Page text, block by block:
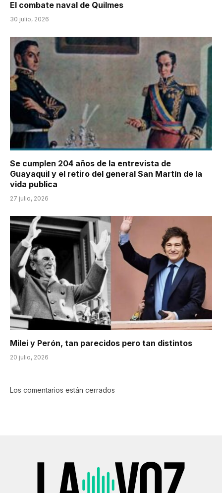
El combate naval de Quilmes
30 julio, 2026
Se cumplen 204 años de la entrevista de
Guayaquil y el retiro del general San Martín de la
vida publica
27 julio, 2026
Milei y Perón, tan parecidos pero tan distintos
20 julio, 2026
Los comentarios están cerrados